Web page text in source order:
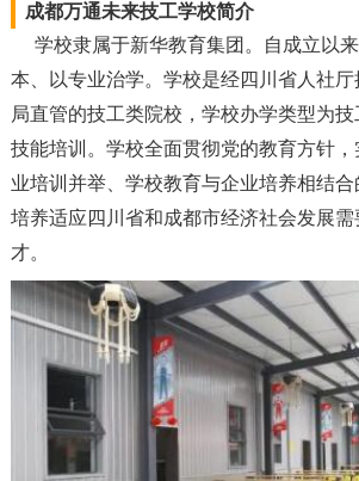
成都万通未来技工学校简介
学校隶属于新华教育集团。自成立以
本、以专业治学。学校是经四川省人社
局直管的技工类院校，学校办学类型为
技能培训。学校全面贯彻党的教育方针
业培训并举、学校教育与企业培养相结
培养适应四川省和成都市经济社会发展需
才。